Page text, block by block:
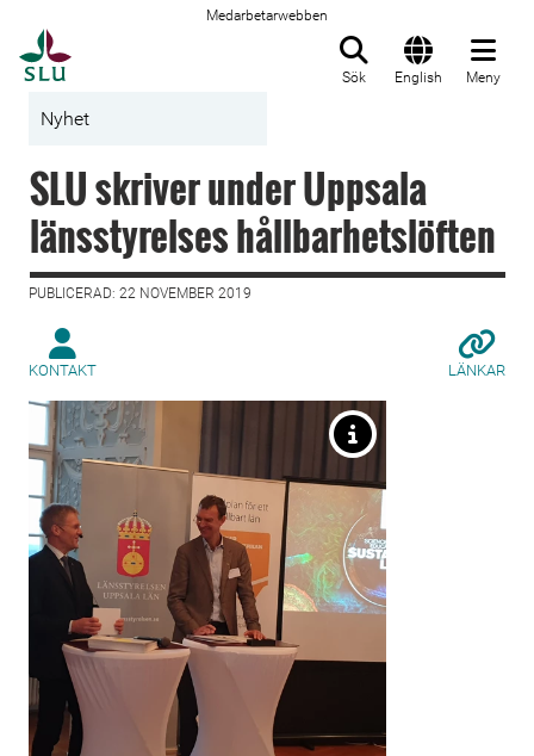
Medarbetarwebben
Sök English Meny
Nyhet
SLU skriver under Uppsala
länsstyrelses hållbarhetslöften
PUBLICERAD: 22 NOVEMBER 2019
KONTAKT LÄNKAR